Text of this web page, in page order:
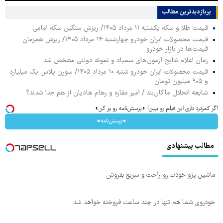
پربازدیدترین‌ مطالب
قیمت طلا و سکه یکشنبه ۱۱ مرداد ۱۴۰۵/ ریزش سنگین سکه امامی
قیمت محصولات ایران خودرو چهارشنبه ۱۴ مرداد ۱۴۰۵/ ریزش همزمان
قیمت‌ها در بازار خودرو
زمان اعلام نتایج آزمون‌های سمپاد و نمونه دولتی مشخص شد
قیمت محصولات ایران خودرو شنبه ۱۰ مرداد ۱۴۰۵/ سورن پلاس یک میلیارد
و ۹۰۵ میلیون تومان
شایعه انحلال ماکان‌بند / امیر مقاره و رهام هادیان از هم جدا شدند؟
اگر کمردرد داری این فیلم رو ببین! ◗پرسش‌نامه رو پر کن◖
◂پرسش‌نامه▸
مطالب پیشنهادی
ماشین پژو خودت رو راحت و سریع بفروش
خودروی شما هم تنها در چند ساعت فروخته خواهد شد